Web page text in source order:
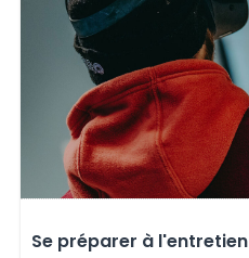
Se préparer à